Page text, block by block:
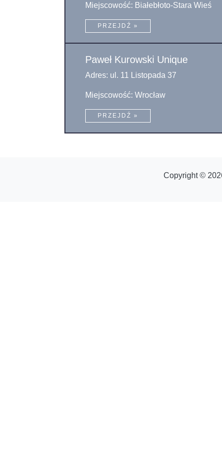
Miejscowość: Białebłoto-Stara Wieś
PRZEJDŹ »
Paweł Kurowski Unique
Adres: ul. 11 Listopada 37
Miejscowość: Wrocław
PRZEJDŹ »
Copyright ©